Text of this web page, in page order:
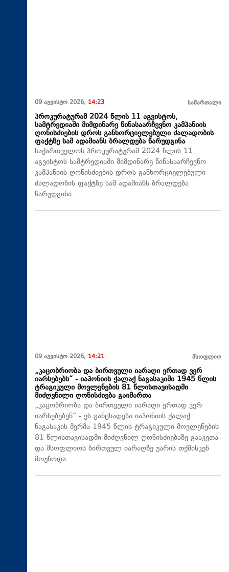
09 აგვისტო 2026, 14:23 სამართალი
პროკურატურამ 2024 წლის 11 აგვისტოს,
სამტრედიაში მიმდინარე წინასაარჩევნო კამპანიის
ღონისძიების დროს განხორციელებული ძალადობის
ფაქტზე სამ ადამიანს ბრალდება წარუდგინა
საქართველოს პროკურატურამ 2024 წლის 11
აგვისტოს სამტრედიაში მიმდინარე წინასაარჩევნო
კამპანიის ღონისძიების დროს განხორციელებული
ძალადობის ფაქტზე სამ ადამიანს ბრალდება
წარუდგინა.
09 აგვისტო 2026, 14:21 მსოფლიო
„კაცობრიობა და ბირთვული იარაღი ერთად ვერ
იარსებებს“ - იაპონიის ქალაქ ნაგასაკიში 1945 წლის
ტრაგიკული მოვლენების 81 წლისთავისადმი
მიძღვნილი ღონისძიება გაიმართა
„კაცობრიობა და ბირთვული იარაღი ერთად ვერ
იარსებებენ“ - ეს განცხადება იაპონიის ქალაქ
ნაგასაკის მერმა 1945 წლის ტრაგიკული მოვლენების
81 წლისთავისადმი მიძღვნილ ღონისძიებაზე გააკეთა
და მსოფლიოს ბირთვულ იარაღზე უარის თქმისკენ
მოუწოდა.